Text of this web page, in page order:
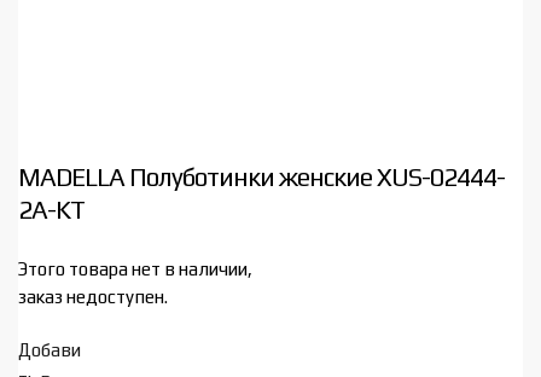
MADELLA Полуботинки женские XUS-02444-
2A-KT
Этого товара нет в наличии,
заказ недоступен.
Добави